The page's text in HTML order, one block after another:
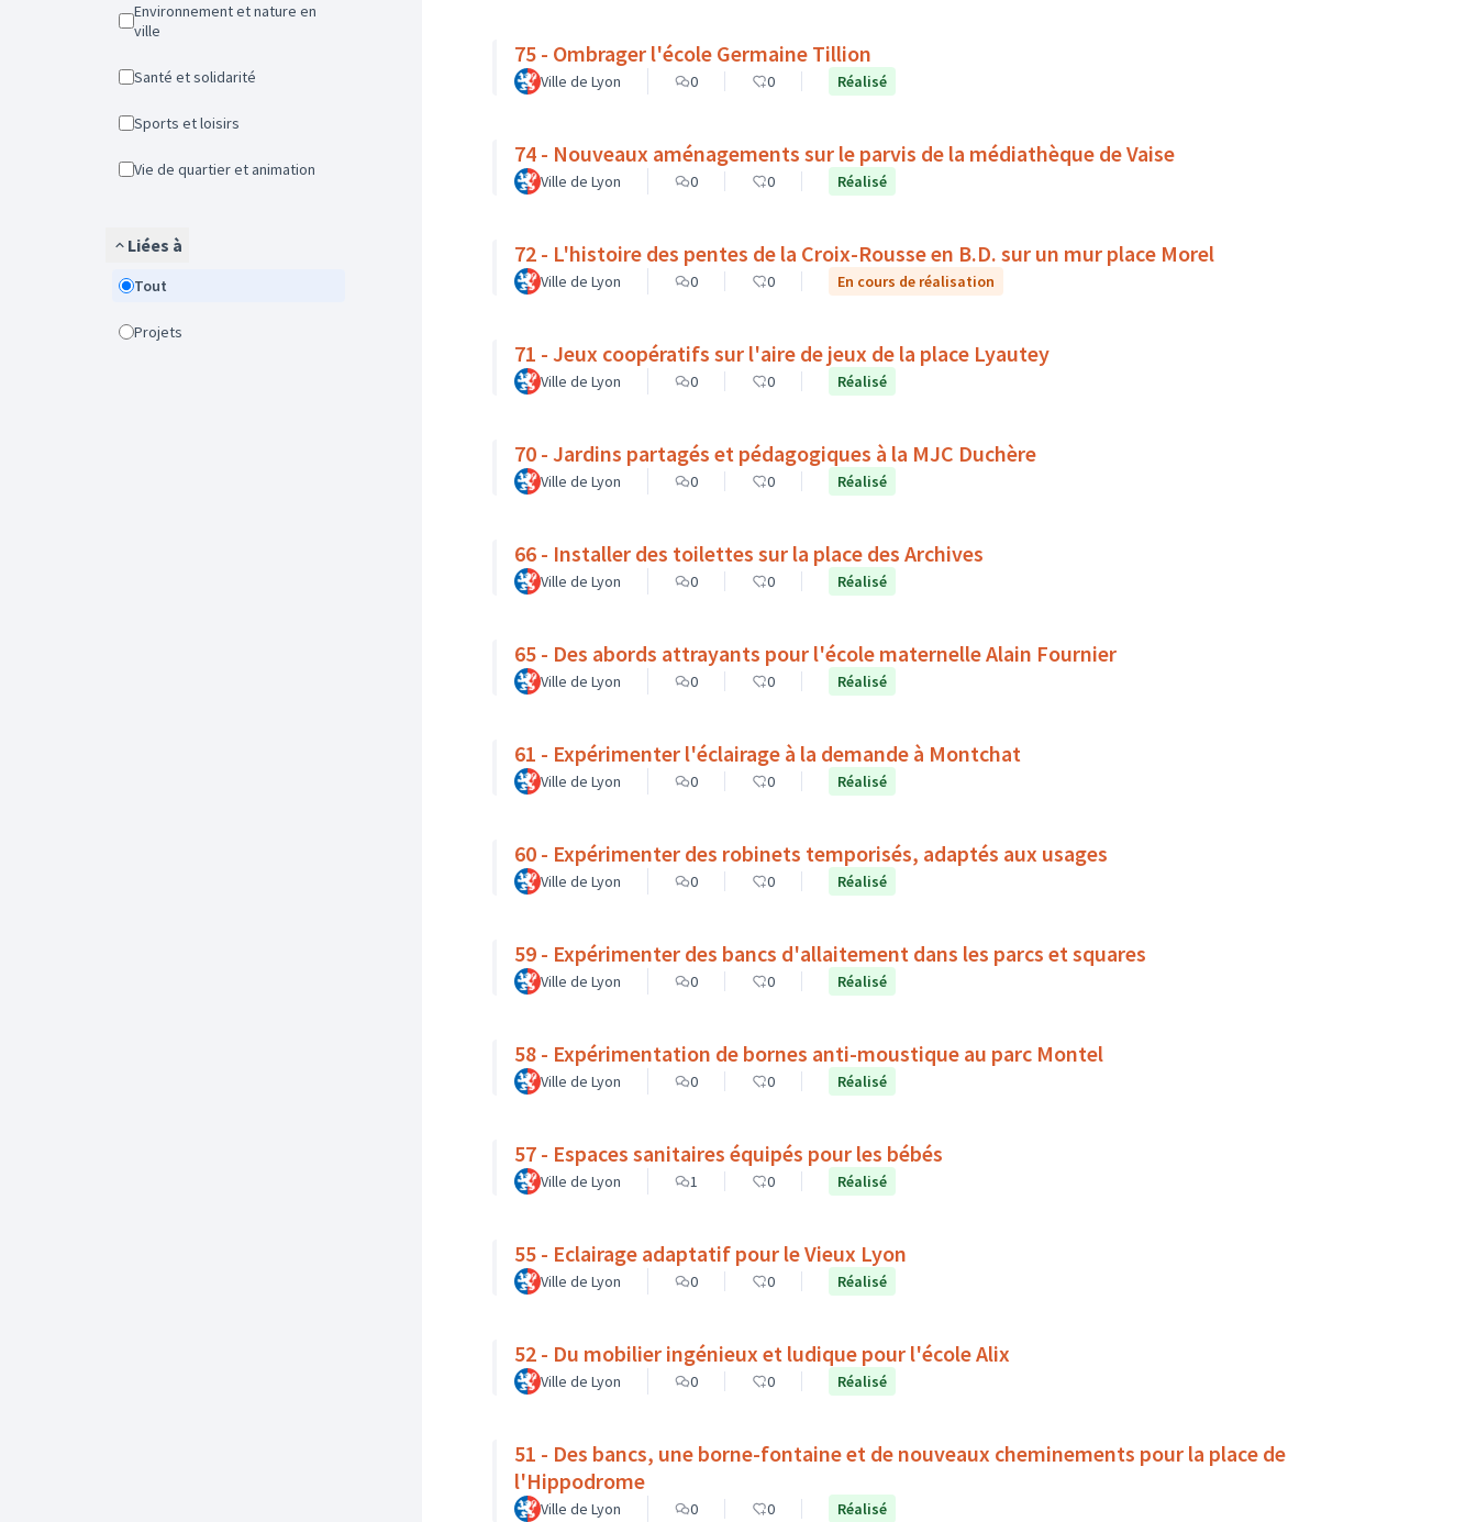
Environnement et nature en
ville
Santé et solidarité
Sports et loisirs
Vie de quartier et animation
Liées à
Tout
Projets
75 - Ombrager l'école Germaine Tillion
Ville de Lyon 0 0 Réalisé
74 - Nouveaux aménagements sur le parvis de la médiathèque de Vaise
Ville de Lyon 0 0 Réalisé
72 - L'histoire des pentes de la Croix-Rousse en B.D. sur un mur place Morel
Ville de Lyon 0 0 En cours de réalisation
71 - Jeux coopératifs sur l'aire de jeux de la place Lyautey
Ville de Lyon 0 0 Réalisé
70 - Jardins partagés et pédagogiques à la MJC Duchère
Ville de Lyon 0 0 Réalisé
66 - Installer des toilettes sur la place des Archives
Ville de Lyon 0 0 Réalisé
65 - Des abords attrayants pour l'école maternelle Alain Fournier
Ville de Lyon 0 0 Réalisé
61 - Expérimenter l'éclairage à la demande à Montchat
Ville de Lyon 0 0 Réalisé
60 - Expérimenter des robinets temporisés, adaptés aux usages
Ville de Lyon 0 0 Réalisé
59 - Expérimenter des bancs d'allaitement dans les parcs et squares
Ville de Lyon 0 0 Réalisé
58 - Expérimentation de bornes anti-moustique au parc Montel
Ville de Lyon 0 0 Réalisé
57 - Espaces sanitaires équipés pour les bébés
Ville de Lyon 1 0 Réalisé
55 - Eclairage adaptatif pour le Vieux Lyon
Ville de Lyon 0 0 Réalisé
52 - Du mobilier ingénieux et ludique pour l'école Alix
Ville de Lyon 0 0 Réalisé
51 - Des bancs, une borne-fontaine et de nouveaux cheminements pour la place de
l'Hippodrome
Ville de Lyon 0 0 Réalisé